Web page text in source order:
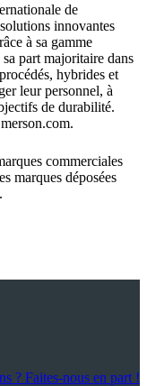
de
innovantes
à sa gamme
part majoritaire dans
hybrides et
leur personnel, à
de durabilité.
commerciales
marques déposées
? Faites-nous en part !